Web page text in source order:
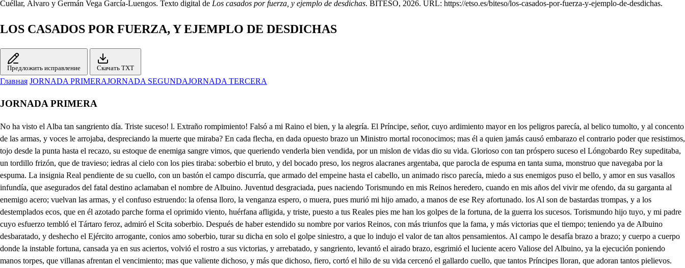
Cuéllar, Álvaro y Germán Vega García-Luengos. Texto digital de Los casados por fuerza, y ejemplo de desdichas. BITESO, 2026. URL: https://etso.es/biteso/los-casados-por-fuerza-y-ejemplo-de-desdichas.
LOS CASADOS POR FUERZA, Y EJEMPLO DE DESDICHAS
Предложить исправление Скачать TXT
Главная JORNADA PRIMERAJORNADA SEGUNDAJORNADA TERCERA
JORNADA PRIMERA
No ha visto el Alba tan sangriento día. Triste suceso! l. Extraño rompimiento! Falsó a mi Raino el bien, y la alegría. El Príncipe, señor, cuyo ardimiento mayor en los peligros parecía, al belico tumolto, y al concento de las armas, y voces le arrojaba, despreciando la muerte que miraba? En cada flecha, en dada opuesto brazo un Ministro mortal roconocimos; mas él a quien jamás causó embarazo el contrario poder que resistimos, tojo desde la punta hasta el recazo, su estoque de enemiga sangre vimos, que queriendo venderla bien vendida, por un mislon de vidas dio su vida. Glorioso con tan próspero suceso el Lóngobardo Rey supeditaba, un tordillo frizón, que de travieso; iedras al cielo con los pies tiraba: soberbio el bruto, y del bocado preso, los negros alacranes argentaba, que parocla de espuma en tanta suma, monstruo que navegaba por la espuma. La insignia Real pendiente de su cuello, con un bastón el campo discurría, que armado del empeine hasta el cabello, un animado risco parecía, miedo a sus enemigos puso el bello, y amor en sus vasallos infundía, que asegurados del fatal destino aclamaban el nombre de Albuino. Juventud desgraciada, pues naciendo Torismundo en mis Reinos heredero, cuando en mis años del vivir me ofendo, da su garganta al enemigo acero; vuelvan las armas, y el confuso estruendo: la ofensa lloro, la venganza espero, o muera, pues murió mi hijo amado, a manos de ese Rey afortunado. los Al son de bastardas trompas, y a los destemplados ecos, que en él azotado parche forma el oprimido viento, huérfana afligida, y triste, puesto a tus Reales pies me han los golpes de la fortuna, de la guerra los sucesos. Torismundo hijo tuyo, y mi padre cuyo esfuerzo tembló el Tártaro feroz, admiró el Scita soberbio. Después de haber estendido su nombre por varios Reinos, con más triunfos que la fama, y más victorias que el tiempo; teniendo ya de Albuino desbaratado, y deshecho el Ejército arrogante, conios amo soberbio, turar su dicha en solo el golpe siniestro, a que lo indujo el valor de tan altos pensamientos. Al campo le desafía brazo a brazo; y cuerpo a cuerpo donde la instable fortuna, cansada ya en sus aciertos, volvió el rostro a sus victorias, y arrebatado, y sangriento, levantó el airado brazo, esgrimió el luciente acero Valiose del Albuino, ya la ejecución poniendo manos torpes, que villanas afrentan el vencimiento; mas que valiente dichoso, y más que dichoso, fiero, cortó el hilo de su vida cercenó el gallardo cuello, que tantos Príncipes lloran, que adoran tantos pielievos. Bien se que yo sola he sido de este fúnebre suceso la causa, pues por mi causa fue su primer monimiento. Mi hermosura o mi desdicha, que esto será lo más cierto, fue del bárbaro Albuino incentivo a sus deseos: ligeramente obligado pretendió mi casamiento, por un retrato mentido de algún pincel lisonjero. Pluviera a Dios, que al templar las colores que pudieron provocar a tal desdicha, causar fines tan sangrientos, fuera entre lo blanco, y rojo, lo amarillo, y verdinegro, contra animadas pinturas, disimulado veneno Negó mi padre a su gusto el logro de sus deseos, esquivo en su pretensión, riguroso con su afecto. Por esta causa Albuino, ofendido del desprecio, tomo las armas furioso la venganza dispuesto. Fue dichoso en alcanzarla, si bien cruel, y grosero en derramar tanta sangre del que pretendió por suegro. La cotonada cabeza tiene en su poder, haciendo de nuestra desdicha alarde, de sus victorias trofeo. No a la venganza te incito con lastimosos ejemplos, que ofrece la edad pasada en sentimientos ajenos. Con tu hijo te provoco, cuyo destroncado cuerpo, hoy al mortal estaturo fonebre lisonja ha hecho. Que más desdichado caso! que más infausto suceso? que más afrentosa acción? que más bárbaro desprecio? No pido a tus largos años juve niles ardimientos; pues me lo niegan tus canas en la nieve de su invierno. Armas, y favor te pido, dol que en las venas, y en el pecho, sangre, y valor me concede para la venganza el cielo Tus banderas se enárbolen, vuelvan a ocupar los vientos voces de la caja opresas, libres tafetanes sueltos. Los Reyes oírcunvecinos conozcan por los efectos sentimiento en nuestra parte, y en la contraria escarmiento La cabeza de Albuino cortada a tus pies ofrezco, que no con menos será nuestro agravio satisfecho. Plomo este cañón encierra, que compelido del fuego de mis entrañas, dará venganza a mis pensamientos. La roja caliente sangre derramada, considero esmalte de esta cuchilla, gravazón de sus extremos. Tantas puertas a la vida le pienso abrir en el pecho, que queriendo entrar la muerte, y ella salir, todo a un tiempo, indeterminables hagan crítico, y dudoso encuentro. Y palpitando por todas, el vital hilorompiendo, igualmente se reduzgan muerte, y vida a un soplo mismo. Tanto me agradan tus bríos, que si no te conociera sangre mía, lo creyera en lo que parecen míos. A Y advertido en tu valor y del agravio advertido, lugar le daré al sentido, y lo negaré al temor; pesada, que aunque mi edad tan que juventudes marchita, fuerzas al cuerpo le quita, no quita al valor la espada. Y en venganza del agravio, que aflige mi amarga suerte, el brazo más flaco es suerte, precipitado el más sabio. Y con acciones lozanas, a la vejez lisonjeras, en vez de rojas banderas, arrastraré blancas canas. Con General tan valiente, seguramente a vencer puedes disponer tu gente, que ofendida una mujer, no es mujer fiera es serpiente. Y pues la razón provoca, y mi agravio a todos toca, hasta llegar a vengar, manda tocar a marchar, no a marchar a vencer toca A vencer, a castigar oberbias de ese tirano, pueden tus cajas tocar, y vertida por tu mano corta de su sangre un mar. Que si reservó está espada al Princine obedeciendo, fue por ver en tal jornada, victorioso a Turisendo, y a Rosimunda vengada. Una vida mal segura en servicio tuyo ofrezco, acreditarla procura, que poco, o nada merezco guardan dola tu hermosura. Y en los marciales despojos, verás mis bríos lozanos, cuando entre celajes rojos muertes despiden tus manos, rayos fulminan tus ojos Y yo que cobarde he sido todo el tiempo que he vivido, el miedo quiero perder, cuando una, y otra mujer su valor me han advertido. Tenga miedo el que a su ser, y a todo el cielo enemigo arma contra su poder, y por vender bien su trigo le pesa de ver llover. Tenga miedo un presumido caballero nuntual, hombre del cielo caído, que de to los dice mal, y él solo es el bien nucido. Tenga miedo un Ginoves un Asentista pirata que de la quilla al vampres, el galeón de la plata en sus libros dio al traves Tenga miedo la que ha sido tía en una, y otra venta, corredora de Cuoido, V y ha de dar estrecha cuenta de las honras que ha vendido. Tenga miedo un boticario, cuya droga, o letuario las armas son en rigor, que esgrime fiero un Doctor, y su butica un armario. Mas yo libre, y sin oficio, pretensión, pleito ni trato, vana ambición ni artificio, solo temo el aparato del universal juicio. Fuerte Belisario, amigo Ataul A taulfo, a la venganza; que tan justamente sigo, obligueos vuestra alabanza, si con mi amor no os obligo. Cuanto tu valor provoca! Cuánto tu razón altera! Beber su sangre me toca; muera el Longobardo. Muera. . Toca al arma A marchar toca. Parece que obedeciendo aún hasta el aire tu voz, ecos formó de la caja, voces de trompas formó. Una tropa de caballos del enemigo escuadrón a nuestras tiendas se acerca, ya llega; en ellas entró, Suspended trompas, y cajas, dejad el belico son, en tanto que a mis victorias el justo lugar les doy. Valeroso Turisendo; cuyo arrogante pendón audaz trémoló en el viento; libre se miró en el Sol. Yo soy el Rey Albuino, yo soy el que muerte dio a tu mal logrado hijo, a tu digno sucesor. Mal digo fue su homicida la atrevida presunción, que le indujo a mi desprecio, que a mi ofensa le incitó. Matole su bizarría, murió a manos del valor, que intrépido le inspiraba generoso corazón! Mas pues ya sabes las causas de mi justa indignación, no a referírtelas vengo, que fuera satisfacción del vencedor en mal tiempo, y del vencido en peor. Pero porque reconozcas centellas de aquel amor, que aún en piélagos de sangre, mas que cenizas guardó. Hoy tengo de usar contigo la más generosa acción que acredita pecho noble, ue aclama hidalga voz. La gloria del vencimiento pongo a tus pies, con que doy lustre al afecto más vivo, a la victoria mayor. Rosimunda es hija tuya los veces, y de mi amor infinitas repetida, perdone en su esfera el Sol. Que si una copia, un retrato fue encanto fue confusión a la que deidad me atiende, humo de sus Aras soy. Poco lisonjero anduvo el pincel más cual conió purpúrea nieve abrasando, que no perdiese el color? Conocí su hermosura como entre nubes al Sol, como entre montes la Luna, como entre espinas la flor. Cómo la rosa que ofrece por entre el verde, botón de su púrpura el emves, lo menos de su exelendor. Afrentado halló al arte, viendo en dulce confusión frus- frustrada su valentía, malogrado su primor. Hoy adoro cara a cara, li lo que entonces por fe; y hoy más gloria merece el alma, cuanto más ciega adoró. Si mis afectos te obligan; si te obliga la pasión de un hombre que ser quisiera ven vido, y no vencedor. Olvida enojos pasados, a un alma reduce dos, vuelve en amistad el odio, en parentesco el tencor. Que no son nuevos milagros de aquel poderoso Dios, quien ciegos pintan ciego, ince le venero yo. acrificaré mis glorias al templo de mi afición, a tu cordura mi agravio, a Rosimunda mi amor. Cenirá su hermosa frente de dos coronas, de dos Orbes calzará sus plantas, que ya ofreciéndola estoy. Darán envidia tus nietos a la Majestad mayor gozarán paz tus vasallos, aumentos tu Religión Darás quietud a tus canas, a tus contrarios temor, fin a pasiones tan largas, a tu Reino sucesión. Mas si me niegas cruel, lo que injusto me negó tu hijo dando a la ira, yo lugar, y tu ocasión. Proseguiré la venganza, daré espuelas al rigor, desnudare de terneza el pecho que amor vistió. Pondré fuego a tus estados, y en su mediocre Región lloverán sangre las nubes, que